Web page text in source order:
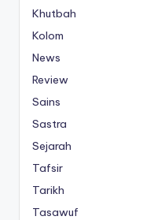
Khutbah
Kolom
News
Review
Sains
Sastra
Sejarah
Tafsir
Tarikh
Tasawuf